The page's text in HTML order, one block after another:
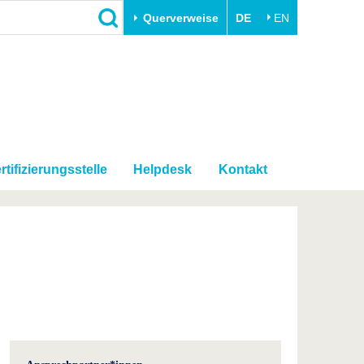
Querverweise DE EN
Forschungskooperationen
Gründen an der BTU
Sport & Gesundheit
Helpdesk Kontakt